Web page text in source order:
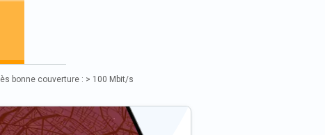
bonne couverture : > 100 Mbit/s